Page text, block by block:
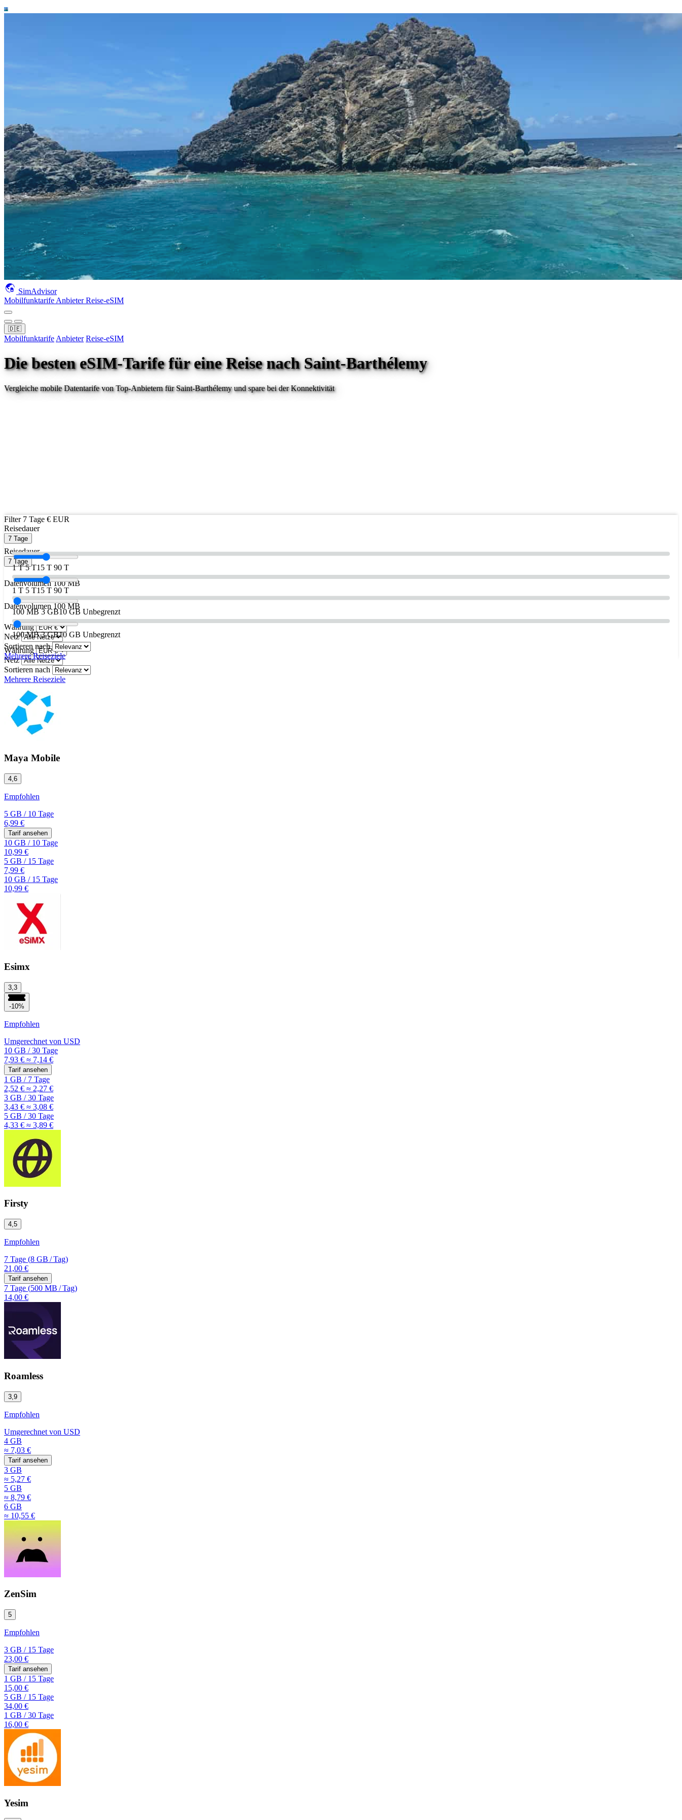
SimAdvisor
Mobilfunktarife AnbieterReise-eSIM
🇩🇪
Mobilfunktarife Anbieter Reise-eSIM
Die besten eSIM-Tarife für eine Reisenach Saint-Barthélemy
Vergleiche mobile Datentarife von Top-Anbietern fürSaint-Barthélemyund spare bei der Konnektivität
Filter 7 Tage € EUR
Reisedauer
7 Tage
1 T 5 T15 T 90 T
Datenvolumen 100 MB
100 MB 3 GB10 GB Unbegrenzt
Währung
Netz
Sortieren nach
Mehrere Reiseziele
Reisedauer
7 Tage
1 T 5 T15 T 90 T
Datenvolumen 100 MB
100 MB 3 GB10 GB Unbegrenzt
Währung
Netz
Sortieren nach
Mehrere Reiseziele
Maya Mobile
4,6
Empfohlen
5 GB /10 Tage
6,99 €
Tarif ansehen
10 GB /10 Tage
10,99 €
5 GB /15 Tage
7,99 €
10 GB /15 Tage
10,99 €
Esimx
3,3
-10%
Empfohlen
Umgerechnet von USD
10 GB /30 Tage
7,93 € ≈ 7,14 €
Tarif ansehen
1 GB /7 Tage
2,52 € ≈ 2,27 €
3 GB /30 Tage
3,43 € ≈ 3,08 €
5 GB /30 Tage
4,33 € ≈ 3,89 €
Firsty
4,5
Empfohlen
7 Tage (8 GB /Tag)
21,00 €
Tarif ansehen
7 Tage (500 MB /Tag)
14,00 €
Roamless
3,9
Empfohlen
Umgerechnet von USD
4 GB
≈ 7,03 €
Tarif ansehen
3 GB
≈ 5,27 €
5 GB
≈ 8,79 €
6 GB
≈ 10,55 €
ZenSim
5
Empfohlen
3 GB /15 Tage
23,00 €
Tarif ansehen
1 GB /15 Tage
15,00 €
5 GB /15 Tage
34,00 €
1 GB /30 Tage
16,00 €
Yesim